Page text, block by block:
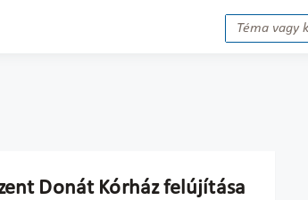
Donát Kórház felújítása